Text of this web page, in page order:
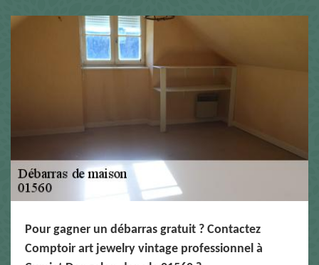
Pour gagner un débarras gratuit ? Contactez
Comptoir art jewelry vintage professionnel à